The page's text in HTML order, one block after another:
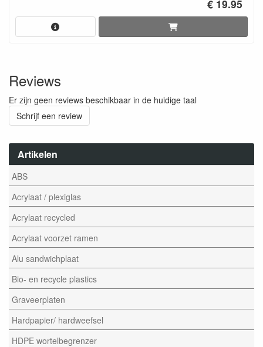
Artikelen
ABS
Acrylaat / plexiglas
Acrylaat recycled
Acrylaat voorzet ramen
Alu sandwichplaat
Bio- en recycle plastics
Graveerplaten
Hardpapier/ hardweefsel
HDPE wortelbegrenzer
€ 19.95
Reviews
Er zijn geen reviews beschikbaar in de huidige taal
Schrijf een review